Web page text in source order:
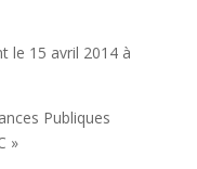
le 15 avril 2014 à
Publiques
»